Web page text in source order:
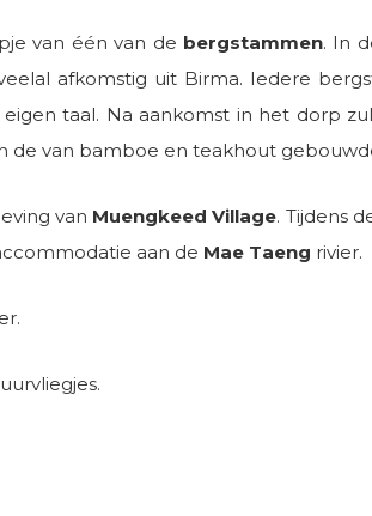
van één van de bergstammen. In
afkomstig uit Birma. Iedere
taal. Na aankomst in het dorp
de van bamboe en teakhout
van Muengkeed Village. Tijdens
aan de Mae Taeng rivier.